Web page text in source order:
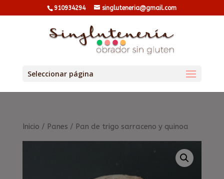
910934294 singluteneria@gmail.com
Seleccionar página
Inicio / Panes / Pan de trigo sarraceno y quinoa